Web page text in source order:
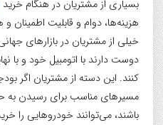
بسیاری از مشتریان در هنگام خرید
هزینه‌ها، دوام و قابلیت اطمینان
خیلی از مشتریان در بازارهای
دوست دارند با اتومبیل خود و با
کنند. این دسته از مشتریان اگر
مسیرهای مناسب برای رسیدن به
باشند، می‌توانند خودروهایی را